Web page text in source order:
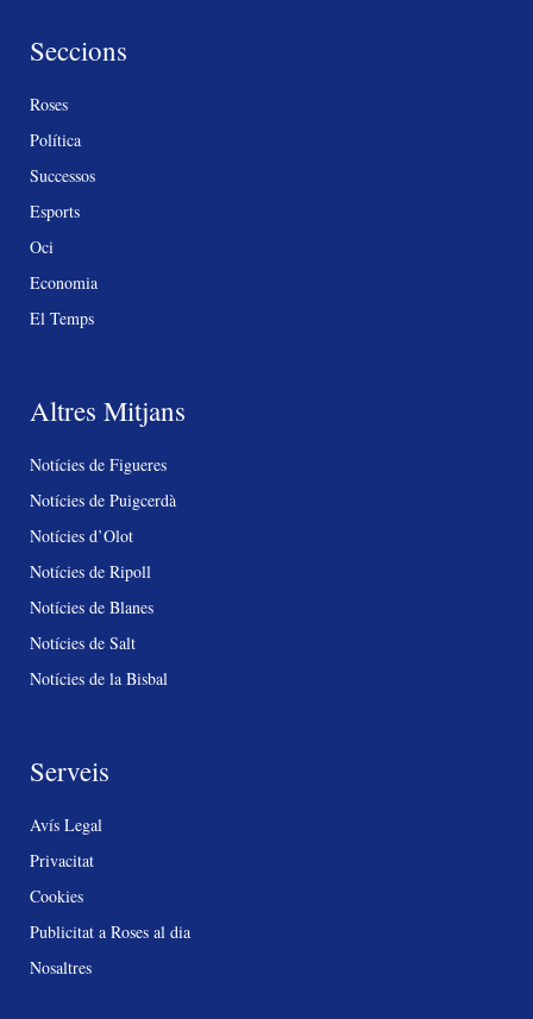
Seccions
Roses
Política
Successos
Esports
Oci
Economia
El Temps
Altres Mitjans
Notícies de Figueres
Notícies de Puigcerdà
Notícies d’Olot
Notícies de Ripoll
Notícies de Blanes
Notícies de Salt
Notícies de la Bisbal
Serveis
Avís Legal
Privacitat
Cookies
Publicitat a Roses al dia
Nosaltres